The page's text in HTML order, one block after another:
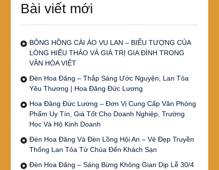
Bài viết mới
BÔNG HỒNG CÀI ÁO VU LAN – BIỂU TƯỢNG CỦA
LÒNG HIẾU THẢO VÀ GIÁ TRỊ GIA ĐÌNH TRONG
VĂN HÓA VIỆT
Đèn Hoa Đăng – Thắp Sáng Ước Nguyện, Lan Tỏa
Yêu Thương | Hoa Đăng Đức Lương
Hoa Đăng Đức Lương – Đơn Vị Cung Cấp Văn Phòng
Phẩm Uy Tín, Giá Tốt Cho Doanh Nghiệp, Trường
Học Và Hộ Kinh Doanh
Đèn Hoa Đăng Và Đèn Lồng Hội An – Vẻ Đẹp Truyền
Thống Lan Tỏa Từ Chùa Đến Khách Sạn
Đèn Hoa Đăng – Sáng Bừng Không Gian Dịp Lễ 30/4